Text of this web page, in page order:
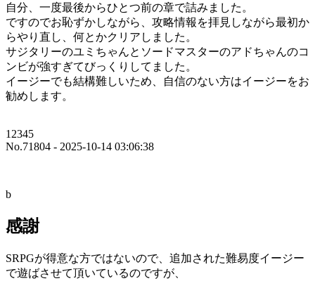
自分、一度最後からひとつ前の章で詰みました。
ですのでお恥ずかしながら、攻略情報を拝見しながら最初か
らやり直し、何とかクリアしました。
サジタリーのユミちゃんとソードマスターのアドちゃんのコ
ンビが強すぎてびっくりしてました。
イージーでも結構難しいため、自信のない方はイージーをお
勧めします。
12345
No.71804 - 2025-10-14 03:06:38
b
感謝
SRPGが得意な方ではないので、追加された難易度イージー
で遊ばさせて頂いているのですが、